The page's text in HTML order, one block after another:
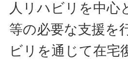
人リハビリを中心
等の必要な支援を
ビリを通じて在宅